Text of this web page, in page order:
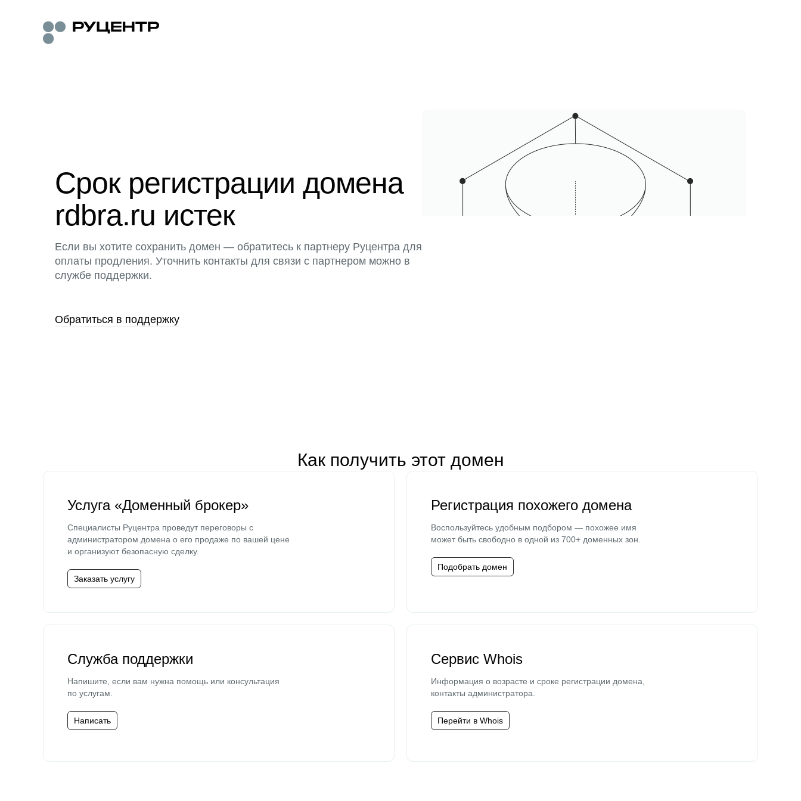
Срок регистрации домена
rdbra.ru истек
Если вы хотите сохранить домен — обратитесь к партнеру Руцентра для
оплаты продления. Уточнить контакты для связи с партнером можно в
службе поддержки.
Обратиться в поддержку
Как получить этот домен
Услуга «Доменный брокер»
Специалисты Руцентра проведут переговоры с
администратором домена о его продаже по вашей цене
и организуют безопасную сделку.
Заказать услугу
Регистрация похожего домена
Воспользуйтесь удобным подбором — похожее имя
может быть свободно в одной из 700+ доменных зон.
Подобрать домен
Служба поддержки
Напишите, если вам нужна помощь или консультация
по услугам.
Написать
Сервис Whois
Информация о возрасте и сроке регистрации домена,
контакты администратора.
Перейти в Whois